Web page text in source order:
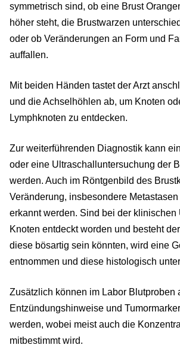
symmetrisch sind, ob eine Brust
höher steht, die Brustwarzen
oder ob Veränderungen an Form und
auffallen.
Mit beiden Händen tastet der Arzt
und die Achselhöhlen ab, um Knoten
Lymphknoten zu entdecken.
Zur weiterführenden Diagnostik kann
oder eine Ultraschalluntersuchung der
werden. Auch im Röntgenbild des
Veränderung, insbesondere
erkannt werden. Sind bei der klinischen
Knoten entdeckt worden und besteht
diese bösartig sein könnten, wird eine
entnommen und diese histologisch
Zusätzlich können im Labor Blutproben
Entzündungshinweise und
werden, wobei meist auch die
mitbestimmt wird.